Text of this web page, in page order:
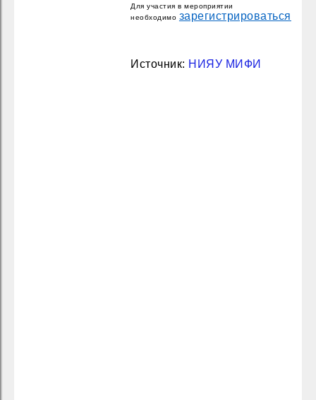
Для участия в мероприятии
необходимо зарегистрироваться
Источник: НИЯУ МИФИ